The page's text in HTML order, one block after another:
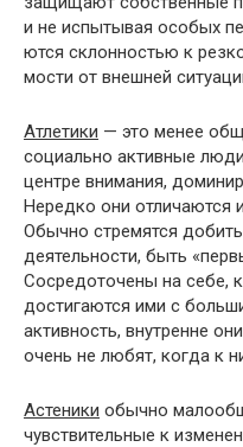
и не испытывая особых
ются склонностью к
мости от внешней
Атлетики — это менее
социально активные
центре внимания,
Нередко они отличаются
Обычно стремятся
деятель­ности, быть
Сосредоточены на
достигаются ими с
активность, внут­ренне
очень не лю­бят, когда к
Астеники обычно
чувствительные к